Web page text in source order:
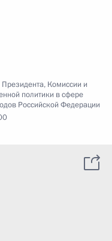
, Комиссии и
политики в сфере
Российской Федерации